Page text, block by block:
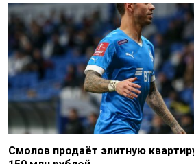
Смолов продаёт элитную